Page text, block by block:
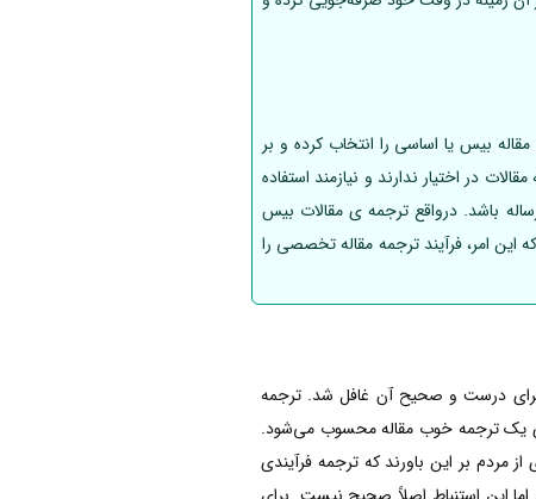
بیس یا اساسی را انتخاب کرده و بر
در اختیار ندارند و نیازمند استفاده
باشد. درواقع ترجمه ی مقالات بیس
این امر، فرآیند ترجمه مقاله تخصصی را
درست و صحیح آن غافل شد. ترجمه
یک ترجمه خوب مقاله محسوب می‌شود.
بر این باورند که ترجمه فرآیندی